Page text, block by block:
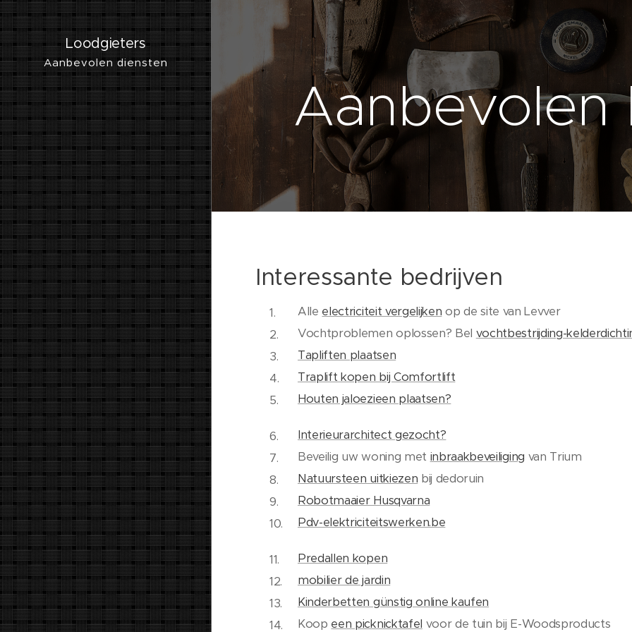
Loodgieters
Aanbevolen diensten
Aanbevolen
Interessante bedrijven
Alle electriciteit vergelijken op de site van Levver
Vochtproblemen oplossen? Bel vochtbestrijding-
Tapliften plaatsen
Traplift kopen bij Comfortlift
Houten jaloezieen plaatsen?
Interieurarchitect gezocht?
Beveilig uw woning met inbraakbeveiliging van Trium
Natuursteen uitkiezen bij dedoruin
Robotmaaier Husqvarna
Pdv-elektriciteitswerken.be
Predallen kopen
mobilier de jardin
Kinderbetten günstig online kaufen
Koop een picknicktafel voor de tuin bij E-Woodsproducts